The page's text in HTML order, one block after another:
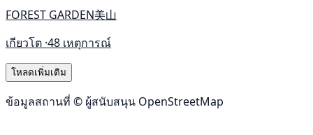
FOREST GARDEN美山
เกียวโต ·48 เหตุการณ์
โหลดเพิ่มเติม
ข้อมูลสถานที่ © ผู้สนับสนุน OpenStreetMap